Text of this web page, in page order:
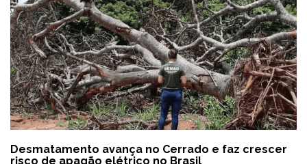
Desmatamento avança no Cerrado e faz crescer
risco de apagão elétrico no Brasil